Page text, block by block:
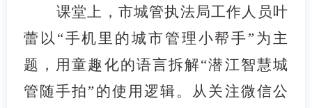
课堂上，市城管执法局工作人员叶
蕾以“手机里的城市管理小帮手”为主
题，用童趣化的语言拆解“潜江智慧城
管随手拍”的使用逻辑。从关注微信公